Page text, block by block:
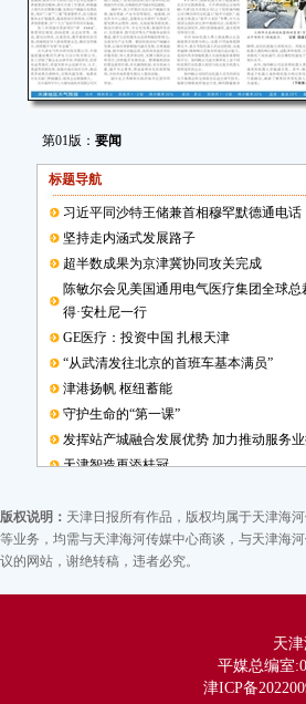
第01版： 要闻
标题导航
习近平同沙特王储兼首相穆罕默德通电话
坚持走内涵式发展路子
超半数成果为京津冀协同攻关完成
陈敏尔会见美国通用电气医疗集团全球
得·安杜尼一行
GE医疗：投资中国 扎根天津
“从武清发往北京的首班车基本满员”
津港扬帆 枢纽蓄能
守护生命的“第一课”
发挥站产城融合发展优势 加力推动服务
天津智造再添桂冠
版权说明： 天津日报所有作品，版权均属于天津海
等业务，均需与天津海河传媒中心商谈，与天津海
议的网站，谢绝转稿，违者必究。
天
平媒总编室
津ICP备